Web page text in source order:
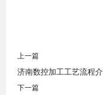
上一篇
济南数控加工工艺流程
下一篇